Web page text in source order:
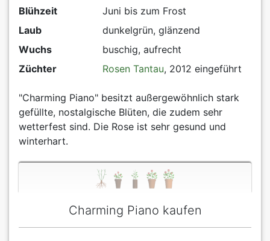
Blühzeit
Juni bis zum Frost
Laub
dunkelgrün, glänzend
Wuchs
buschig, aufrecht
Züchter
Rosen Tantau, 2012 eingeführt
"Charming Piano" besitzt außergewöhnlich stark
gefüllte, nostalgische Blüten, die zudem sehr
wetterfest sind. Die Rose ist sehr gesund und
winterhart.
Charming Piano kaufen